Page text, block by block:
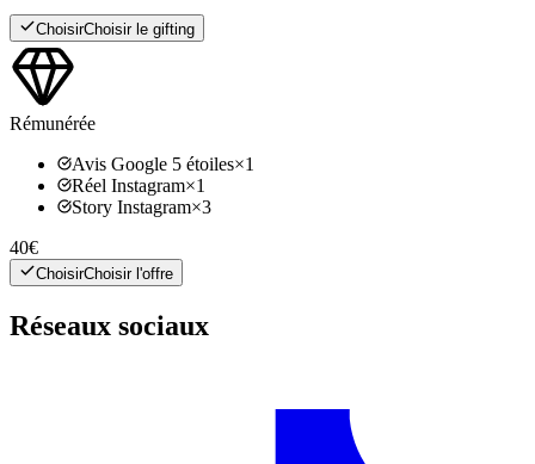
ChoisirChoisir le gifting
Rémunérée
Avis Google 5 étoiles×1
Réel Instagram×1
Story Instagram×3
40€
ChoisirChoisir l'offre
Réseaux sociaux